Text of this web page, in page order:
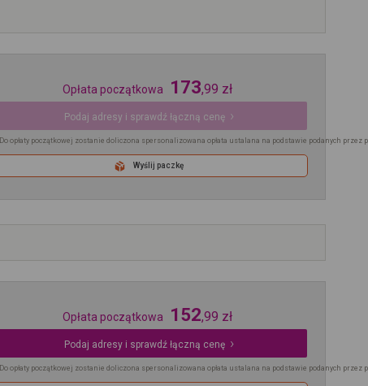
Opłata początkowa 173,99 zł
Podaj adresy i sprawdź łączną cenę
Do opłaty początkowej zostanie doliczona spersonalizowana opłata ustalana na podstawie podanych przez
Wyślij paczkę
Opłata początkowa 152,99 zł
Podaj adresy i sprawdź łączną cenę
Do opłaty początkowej zostanie doliczona spersonalizowana opłata ustalana na podstawie podanych przez